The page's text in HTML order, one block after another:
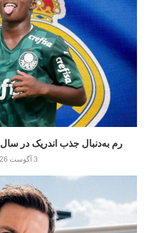
رم به‌دنبال جذب اندریک در سال ۲۰۲۶؛ تقویت خط حمله
3 آگوست 2026